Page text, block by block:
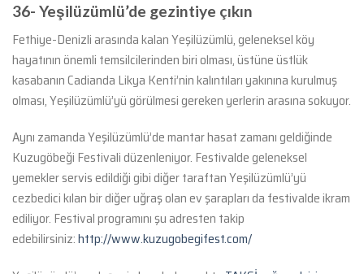
36- Yeşilüzümlü’de gezintiye çıkın
Fethiye-Denizli arasında kalan Yeşilüzümlü, geleneksel köy
hayatının önemli temsilcilerinden biri olması, üstüne üstlük
kasabanın Cadianda Likya Kenti’nin kalıntıları yakınına kurulmuş
olması, Yeşilüzümlü’yü görülmesi gereken yerlerin arasına sokuyor.
Aynı zamanda Yeşilüzümlü’de mantar hasat zamanı geldiğinde
Kuzugöbeği Festivali düzenleniyor. Festivalde geleneksel
yemekler servis edildiği gibi diğer taraftan Yeşilüzümlü’yü
cezbedici kılan bir diğer uğraş olan ev şarapları da festivalde ikram
ediliyor. Festival programını şu adresten takip
edebilirsiniz:http://www.kuzugobegifest.com/